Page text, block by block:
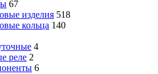
67
изделия 518
кольца 140
4
реле 2
6